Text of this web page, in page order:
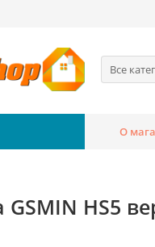
Все
О
GSMIN HS5